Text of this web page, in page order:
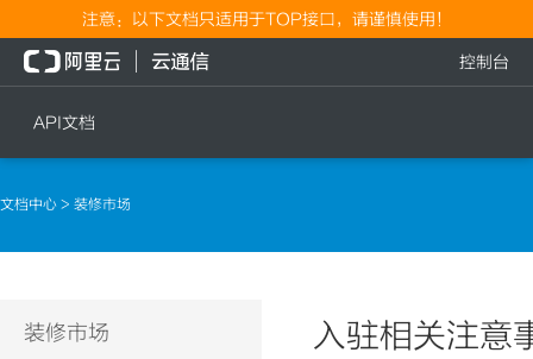
注意：以下文档只适用于TOP接口，请谨慎使用！
API文档
控制台
文档中心 > 装修市场
装修市场 入驻相关注意